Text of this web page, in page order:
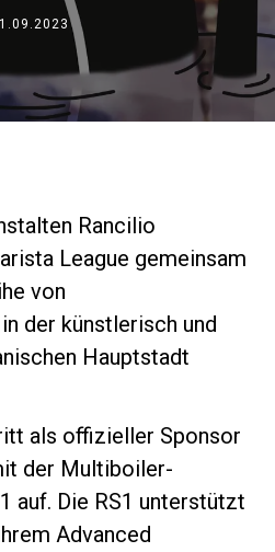
Rancilio
League gemeinsam
von
der künstlerisch und
Hauptstadt
als offizieller Sponsor
der Multiboiler-
auf. Die RS1 unterstützt
Advanced
uns